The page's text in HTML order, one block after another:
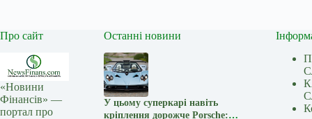
Про сайт
«Новини
Фінансів» —
портал про
Останні новини
У цьому суперкарі навіть
кріплення дорожче Porsche: